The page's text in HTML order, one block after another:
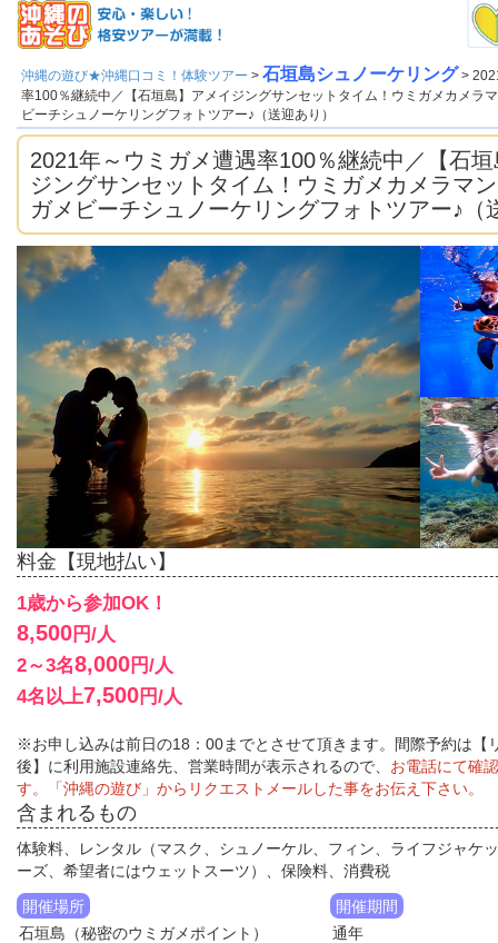
沖縄の遊び★沖縄口コミ！体験ツアー > 石垣島シュノーケリング >
率100％継続中／【石垣島】アメイジングサンセットタイム！ウミガメカメラ
ビーチシュノーケリングフォトツアー♪（送迎あり）
2021年～ウミガメ遭遇率100％継続中／【石
ジングサンセットタイム！ウミガメカメラマ
ガメビーチシュノーケリングフォトツアー♪（
料金【現地払い】
1歳から参加OK！
8,500円/人
2～3名8,000円/人
4名以上7,500円/人
※お申し込みは前日の18：00までとさせて頂きます。間際予約は【
後】に利用施設連絡先、営業時間が表示されるので、 お電話にて確
す。「沖縄の遊び」からリクエストメールした事をお伝え下さい。
含まれるもの
体験料、レンタル（マスク、シュノーケル、フィン、ライフジャケ
ーズ、希望者にはウェットスーツ）、保険料、消費税
開催場所
石垣島（秘密のウミガメポイント）
開催期間
通年